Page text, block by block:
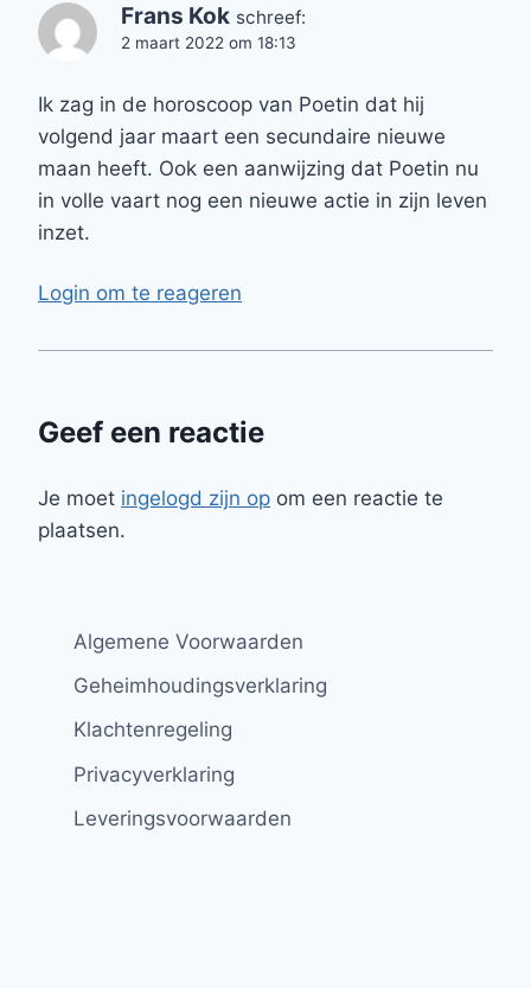
Frans Kok schreef:
2 maart 2022 om 18:13
Ik zag in de horoscoop van Poetin dat hij
volgend jaar maart een secundaire nieuwe
maan heeft. Ook een aanwijzing dat Poetin nu
in volle vaart nog een nieuwe actie in zijn leven
inzet.
Login om te reageren
Geef een reactie
Je moet ingelogd zijn op om een reactie te
plaatsen.
Algemene Voorwaarden
Geheimhoudingsverklaring
Klachtenregeling
Privacyverklaring
Leveringsvoorwaarden